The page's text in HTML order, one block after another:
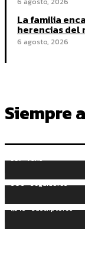
La familia
herencias del
6 agosto, 2026
Siempre
937 Fans
606 Seguidores
1,345 Suscriptores